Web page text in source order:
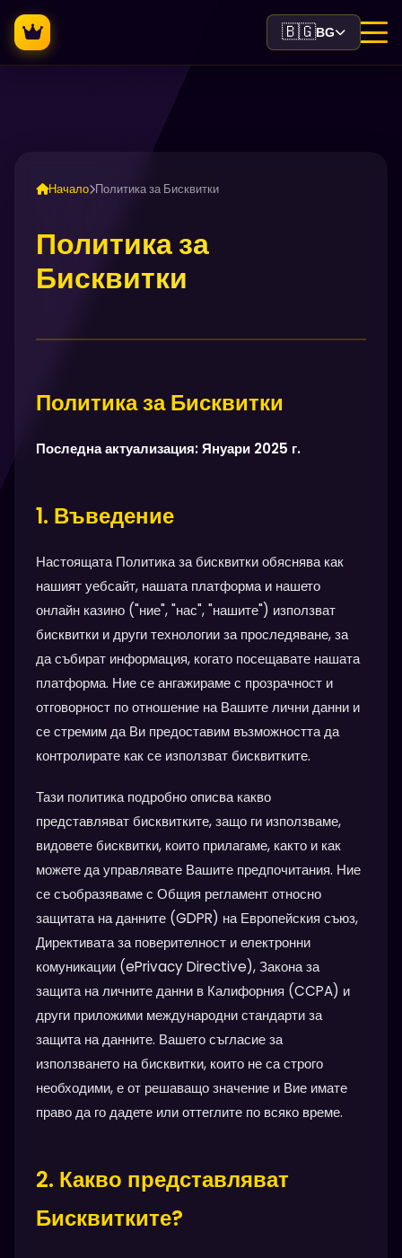
🇧🇬BG
Начало Политика за Бисквитки
Политика за
Бисквитки
Политика за Бисквитки
Последна актуализация: Януари 2025 г.
1. Въведение
Настоящата Политика за бисквитки обяснява как
нашият уебсайт, нашата платформа и нашето
онлайн казино ("ние", "нас", "нашите") използват
бисквитки и други технологии за проследяване, за
да събират информация, когато посещавате нашата
платформа. Ние се ангажираме с прозрачност и
отговорност по отношение на Вашите лични данни и
се стремим да Ви предоставим възможността да
контролирате как се използват бисквитките.
Тази политика подробно описва какво
представляват бисквитките, защо ги използваме,
видовете бисквитки, които прилагаме, както и как
можете да управлявате Вашите предпочитания. Ние
се съобразяваме с Общия регламент относно
защитата на данните (GDPR) на Европейския съюз,
Директивата за поверителност и електронни
комуникации (ePrivacy Directive), Закона за
защита на личните данни в Калифорния (CCPA) и
други приложими международни стандарти за
защита на данните. Вашето съгласие за
използването на бисквитки, които не са строго
необходими, е от решаващо значение и Вие имате
право да го дадете или оттеглите по всяко време.
2. Какво представляват
Бисквитките?